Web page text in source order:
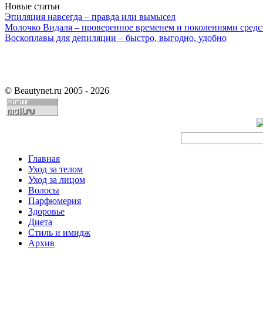
Новые статьи
Эпиляция навсегда – правда или вымысел
Молочко Видаля – проверенное временем и поколениями
Воскоплавы для депиляции – быстро, выгодно, удобно
© Beautynet.ru 2005 - 2026
Главная
Уход за телом
Уход за лицом
Волосы
Парфюмерия
Здоровье
Диета
Стиль и имидж
Архив